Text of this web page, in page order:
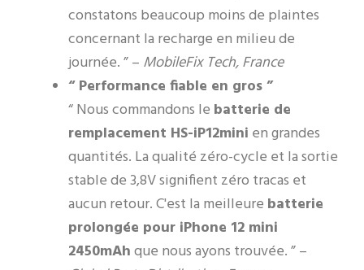
constatons beaucoup moins de plaintes
concernant la recharge en milieu de
journée. ” – MobileFix Tech, France
“ Performance fiable en gros ”
“ Nous commandons le batterie de
remplacement HS-iP12mini en grandes
quantités. La qualité zéro-cycle et la sortie
stable de 3,8V signifient zéro tracas et
aucun retour. C'est la meilleure batterie
prolongée pour iPhone 12 mini
2450mAhque nous ayons trouvée. ” –